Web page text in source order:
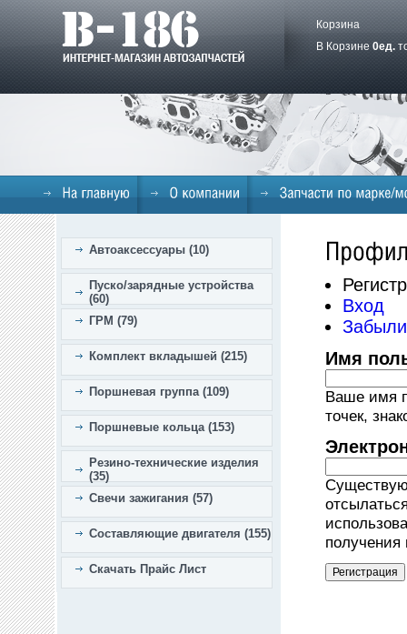
Корзина
В Корзине 0ед.
Автоаксессуары (10)
Пуско/зарядные устройства
(60)
ГРМ (79)
Комплект вкладышей (215)
Поршневая группа (109)
Поршневые кольца (153)
Резино-технические изделия
(35)
Свечи зажигания (57)
Составляющие двигателя (155)
Скачать Прайс Лист
Вход
Имя
Ваше имя
точек,
получения